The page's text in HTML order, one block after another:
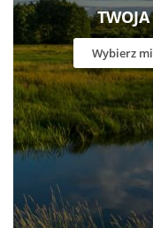
Wybierz